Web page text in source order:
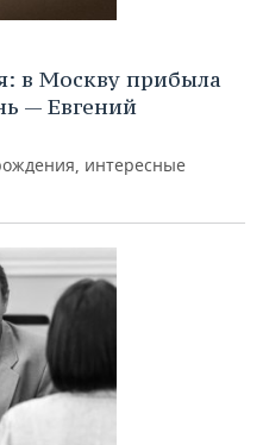
в Москву прибыла
— Евгений
интересные